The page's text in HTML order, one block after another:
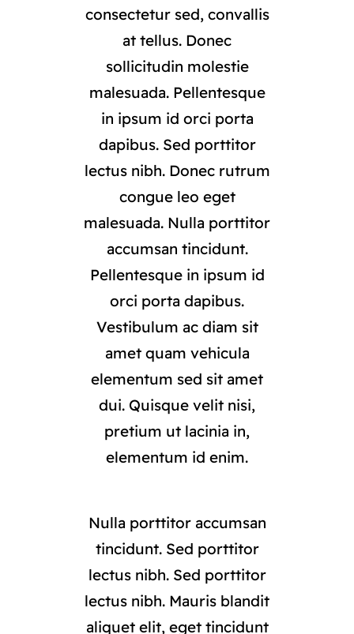
consectetur sed, convallis
at tellus. Donec
sollicitudin molestie
malesuada. Pellentesque
in ipsum id orci porta
dapibus. Sed porttitor
lectus nibh. Donec rutrum
congue leo eget
malesuada. Nulla porttitor
accumsan tincidunt.
Pellentesque in ipsum id
orci porta dapibus.
Vestibulum ac diam sit
amet quam vehicula
elementum sed sit amet
dui. Quisque velit nisi,
pretium ut lacinia in,
elementum id enim.
Nulla porttitor accumsan
tincidunt. Sed porttitor
lectus nibh. Sed porttitor
lectus nibh. Mauris blandit
aliquet elit, eget tincidunt